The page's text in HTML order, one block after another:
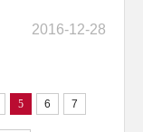
2016-12-28
5 6 7